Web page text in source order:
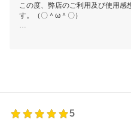
この度、弊店のご利用及び使用感
す。（〇＾ω＾〇）
ご多用にもかかわらず、丁寧な
お買い上げ商品は少しでもお客
これからもまた何がございまし
を開始してください。
5